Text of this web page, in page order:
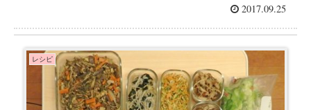
2017.09.25
レシピ